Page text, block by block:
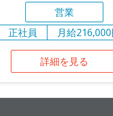
営業
正社員
月給
詳細を見る